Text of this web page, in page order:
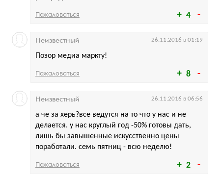
4
Пожаловаться
8
Позор медиа маркту!
Неизвестный 26.11.2016 в 01:19
Пожаловаться
2
а че за херь?все ведутся на то что у нас и не
делается. у нас круглый год -50% готовы дать,
лишь бы завышенные искусственно цены
поработали. семь пятниц - всю неделю!
Неизвестный 26.11.2016 в 06:56
Пожаловаться